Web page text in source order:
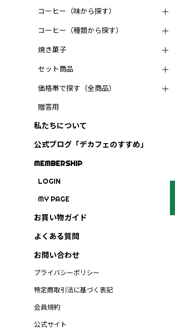
コーヒー（味から探す）
コーヒー（種類から探す）
焼き菓子
セット商品
価格帯で探す（全商品）
贈答用
私たちについて
公式ブログ「デカフェのすすめ」
MEMBERSHIP
LOGIN
MY PAGE
お買い物ガイド
よくある質問
お問い合わせ
プライバシーポリシー
特定商取引法に基づく表記
会員規約
公式サイト